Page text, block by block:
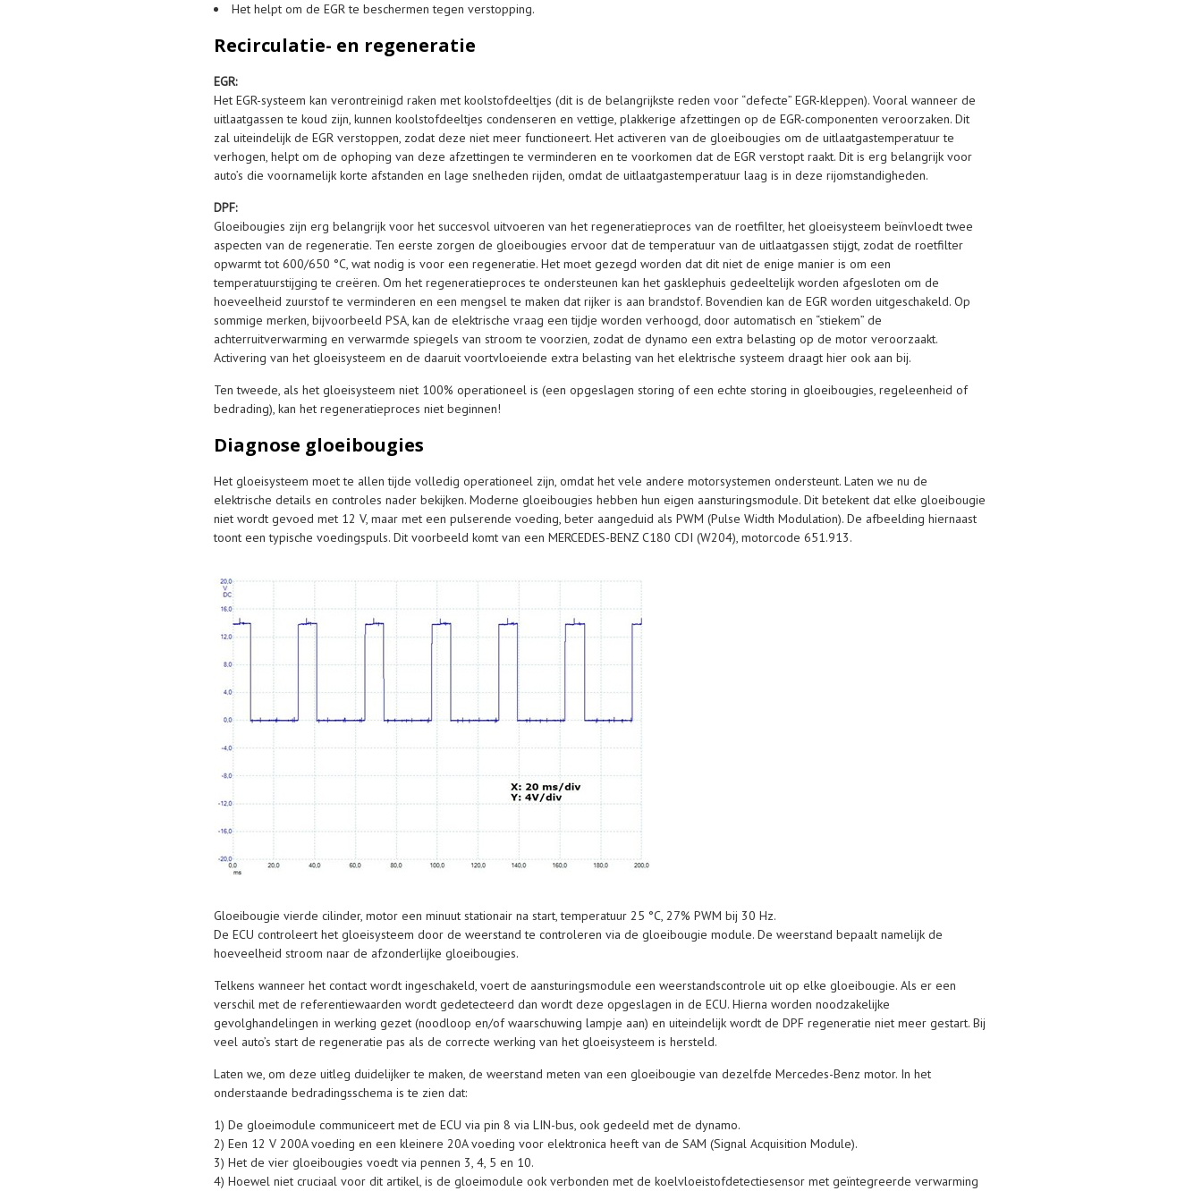
Het helpt om de EGR te beschermen tegen verstopping.
Recirculatie- en regeneratie
EGR:
Het EGR-systeem kan verontreinigd raken met koolstofdeeltjes (dit is de belangrijkste reden voor “defecte” EGR-kleppen). Vooral wanneer de
uitlaatgassen te koud zijn, kunnen koolstofdeeltjes condenseren en vettige, plakkerige afzettingen op de EGR-componenten veroorzaken. Dit
zal uiteindelijk de EGR verstoppen, zodat deze niet meer functioneert. Het activeren van de gloeibougies om de uitlaatgastemperatuur te
verhogen, helpt om de ophoping van deze afzettingen te verminderen en te voorkomen dat de EGR verstopt raakt. Dit is erg belangrijk voor
auto’s die voornamelijk korte afstanden en lage snelheden rijden, omdat de uitlaatgastemperatuur laag is in deze rijomstandigheden.
DPF:
Gloeibougies zijn erg belangrijk voor het succesvol uitvoeren van het regeneratieproces van de roetfilter, het gloeisysteem beïnvloedt twee
aspecten van de regeneratie. Ten eerste zorgen de gloeibougies ervoor dat de temperatuur van de uitlaatgassen stijgt, zodat de roetfilter
opwarmt tot 600/650 °C, wat nodig is voor een regeneratie. Het moet gezegd worden dat dit niet de enige manier is om een
temperatuurstijging te creëren. Om het regeneratieproces te ondersteunen kan het gasklephuis gedeeltelijk worden afgesloten om de
hoeveelheid zuurstof te verminderen en een mengsel te maken dat rijker is aan brandstof. Bovendien kan de EGR worden uitgeschakeld. Op
sommige merken, bijvoorbeeld PSA, kan de elektrische vraag een tijdje worden verhoogd, door automatisch en “stiekem” de
achterruitverwarming en verwarmde spiegels van stroom te voorzien, zodat de dynamo een extra belasting op de motor veroorzaakt.
Activering van het gloeisysteem en de daaruit voortvloeiende extra belasting van het elektrische systeem draagt hier ook aan bij.
Ten tweede, als het gloeisysteem niet 100% operationeel is (een opgeslagen storing of een echte storing in gloeibougies, regeleenheid of
bedrading), kan het regeneratieproces niet beginnen!
Diagnose gloeibougies
Het gloeisysteem moet te allen tijde volledig operationeel zijn, omdat het vele andere motorsystemen ondersteunt. Laten we nu de
elektrische details en controles nader bekijken. Moderne gloeibougies hebben hun eigen aansturingsmodule. Dit betekent dat elke gloeibougie
niet wordt gevoed met 12 V, maar met een pulserende voeding, beter aangeduid als PWM (Pulse Width Modulation). De afbeelding hiernaast
toont een typische voedingspuls. Dit voorbeeld komt van een MERCEDES-BENZ C180 CDI (W204), motorcode 651.913.
Gloeibougie vierde cilinder, motor een minuut stationair na start, temperatuur 25 °C, 27% PWM bij 30 Hz.
De ECU controleert het gloeisysteem door de weerstand te controleren via de gloeibougie module. De weerstand bepaalt namelijk de
hoeveelheid stroom naar de afzonderlijke gloeibougies.
Telkens wanneer het contact wordt ingeschakeld, voert de aansturingsmodule een weerstandscontrole uit op elke gloeibougie. Als er een
verschil met de referentiewaarden wordt gedetecteerd dan wordt deze opgeslagen in de ECU. Hierna worden noodzakelijke
gevolghandelingen in werking gezet (noodloop en/of waarschuwing lampje aan) en uiteindelijk wordt de DPF regeneratie niet meer gestart. Bij
veel auto’s start de regeneratie pas als de correcte werking van het gloeisysteem is hersteld.
Laten we, om deze uitleg duidelijker te maken, de weerstand meten van een gloeibougie van dezelfde Mercedes-Benz motor. In het
onderstaande bedradingsschema is te zien dat:
1) De gloeimodule communiceert met de ECU via pin 8 via LIN-bus, ook gedeeld met de dynamo.
2) Een 12 V 200A voeding en een kleinere 20A voeding voor elektronica heeft van de SAM (Signal Acquisition Module).
3) Het de vier gloeibougies voedt via pennen 3, 4, 5 en 10.
4) Hoewel niet cruciaal voor dit artikel, is de gloeimodule ook verbonden met de koelvloeistofdetectiesensor met geïntegreerde verwarming